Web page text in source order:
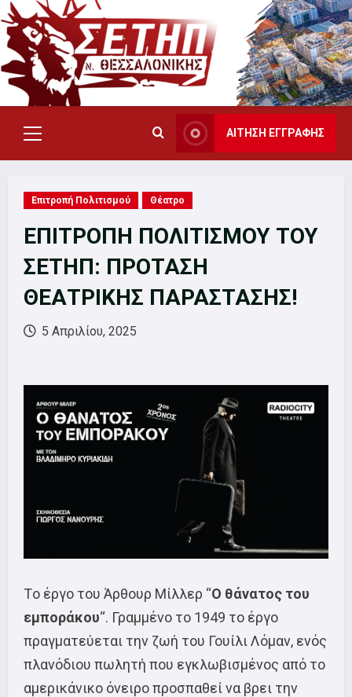
Skip
to
content
Primary
Menu
ΑΙΤΗΣΗ ΕΓΓΡΑΦΗΣ
Επιτροπή Πολιτισμού Θέατρο
ΕΠΙΤΡΟΠΗ ΠΟΛΙΤΙΣΜΟΥ ΤΟΥ
ΣΕΤΗΠ: ΠΡΟΤΑΣΗ
ΘΕΑΤΡΙΚΗΣ ΠΑΡΑΣΤΑΣΗΣ!
5 Απριλίου, 2025
Tο έργο του Άρθουρ Μίλλερ “Ο θάνατος του
εμποράκου“. Γραμμένο το 1949 το έργο
πραγματεύεται την ζωή του Γουίλι Λόμαν, ενός
πλανόδιου πωλητή που εγκλωβισμένος από το
αμερικάνικο όνειρο προσπαθεί να βρει την